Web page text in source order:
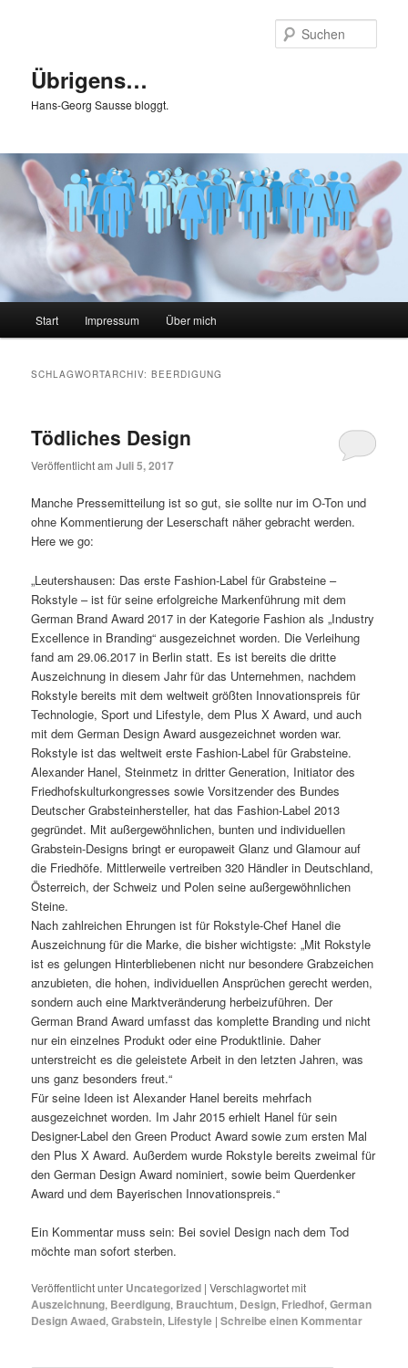
springen
springenÜbrigens…
Hans-Georg Sausse bloggt.
Start Impressum Über mich
SCHLAGWORTARCHIV:BEERDIGUNG
Tödliches Design
Veröffentlicht amJuli 5, 2017
Manche Pressemitteilung ist so gut, sie sollte nur im O-Ton und
ohne Kommentierung der Leserschaft näher gebracht werden.
Here we go:
„Leutershausen: Das erste Fashion-Label für Grabsteine –
Rokstyle – ist für seine erfolgreiche Markenführung mit dem
German Brand Award 2017 in der Kategorie Fashion als „Industry
Excellence in Branding“ ausgezeichnet worden. Die Verleihung
fand am 29.06.2017 in Berlin statt. Es ist bereits die dritte
Auszeichnung in diesem Jahr für das Unternehmen, nachdem
Rokstyle bereits mit dem weltweit größten Innovationspreis für
Technologie, Sport und Lifestyle, dem Plus X Award, und auch
mit dem German Design Award ausgezeichnet worden war.
Rokstyle ist das weltweit erste Fashion-Label für Grabsteine.
Alexander Hanel, Steinmetz in dritter Generation, Initiator des
Friedhofskulturkongresses sowie Vorsitzender des Bundes
Deutscher Grabsteinhersteller, hat das Fashion-Label 2013
gegründet. Mit außergewöhnlichen, bunten und individuellen
Grabstein-Designs bringt er europaweit Glanz und Glamour auf
die Friedhöfe. Mittlerweile vertreiben 320 Händler in Deutschland,
Österreich, der Schweiz und Polen seine außergewöhnlichen
Steine.
Nach zahlreichen Ehrungen ist für Rokstyle-Chef Hanel die
Auszeichnung für die Marke, die bisher wichtigste: „Mit Rokstyle
ist es gelungen Hinterbliebenen nicht nur besondere Grabzeichen
anzubieten, die hohen, individuellen Ansprüchen gerecht werden,
sondern auch eine Marktveränderung herbeizuführen. Der
German Brand Award umfasst das komplette Branding und nicht
nur ein einzelnes Produkt oder eine Produktlinie. Daher
unterstreicht es die geleistete Arbeit in den letzten Jahren, was
uns ganz besonders freut.“
Für seine Ideen ist Alexander Hanel bereits mehrfach
ausgezeichnet worden. Im Jahr 2015 erhielt Hanel für sein
Designer-Label den Green Product Award sowie zum ersten Mal
den Plus X Award. Außerdem wurde Rokstyle bereits zweimal für
den German Design Award nominiert, sowie beim Querdenker
Award und dem Bayerischen Innovationspreis.“
Ein Kommentar muss sein: Bei soviel Design nach dem Tod
möchte man sofort sterben.
Veröffentlicht unter Uncategorized |Verschlagwortet mit
Auszeichnung, Beerdigung, Brauchtum, Design, Friedhof,German
Design Awaed,Grabstein, Lifestyle |Schreibe einen Kommentar